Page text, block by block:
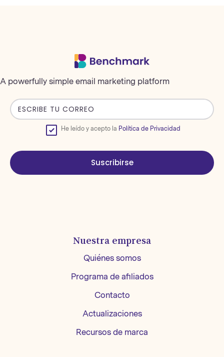
A powerfully simple email marketing platform
He leído y acepto la Política de Privacidad
Suscribirse
Nuestra empresa
Quiénes somos
Programa de afiliados
Contacto
Actualizaciones
Recursos de marca